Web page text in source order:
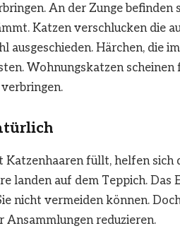
An der Zunge befinden
Katzen verschlucken die
Härchen, die
Wohnungskatzen
füllt, helfen sich
landen auf dem Teppich. Das
nicht vermeiden können.
Ansammlungen reduzieren.